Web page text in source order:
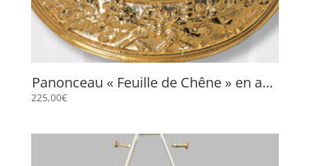
Panonceau « Feuille de Chêne » en abs
225,00€